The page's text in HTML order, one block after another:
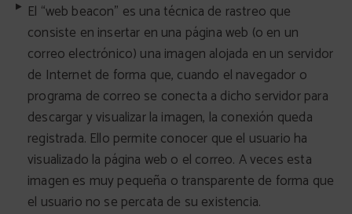
El “web beacon” es una técnica de rastreo que
consiste en insertar en una página web (o en un
correo electrónico) una imagen alojada en un servidor
de Internet de forma que, cuando el navegador o
programa de correo se conecta a dicho servidor para
descargar y visualizar la imagen, la conexión queda
registrada. Ello permite conocer que el usuario ha
visualizado la página web o el correo. A veces esta
imagen es muy pequeña o transparente de forma que
el usuario no se percata de su existencia.